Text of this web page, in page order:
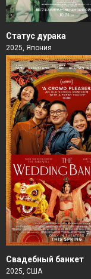
Статус дурака
2025, Япония
Свадебный банкет
2025, США